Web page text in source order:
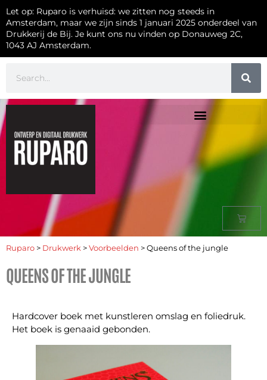
Let op: Ruparo is verhuisd: we zitten nog steeds in
Amsterdam, maar we zijn sinds 1 januari 2025 onderdeel van
Drukkerij de Bij. Je kunt ons nu vinden op Donauweg 2C,
1043 AJ Amsterdam.
Ruparo > Drukwerk > Voorbeelden > Queens of the jungle
QUEENS OF THE JUNGLE
Hardcover boek met kunstleren omslag en foliedruk.
Het boek is genaaid gebonden.